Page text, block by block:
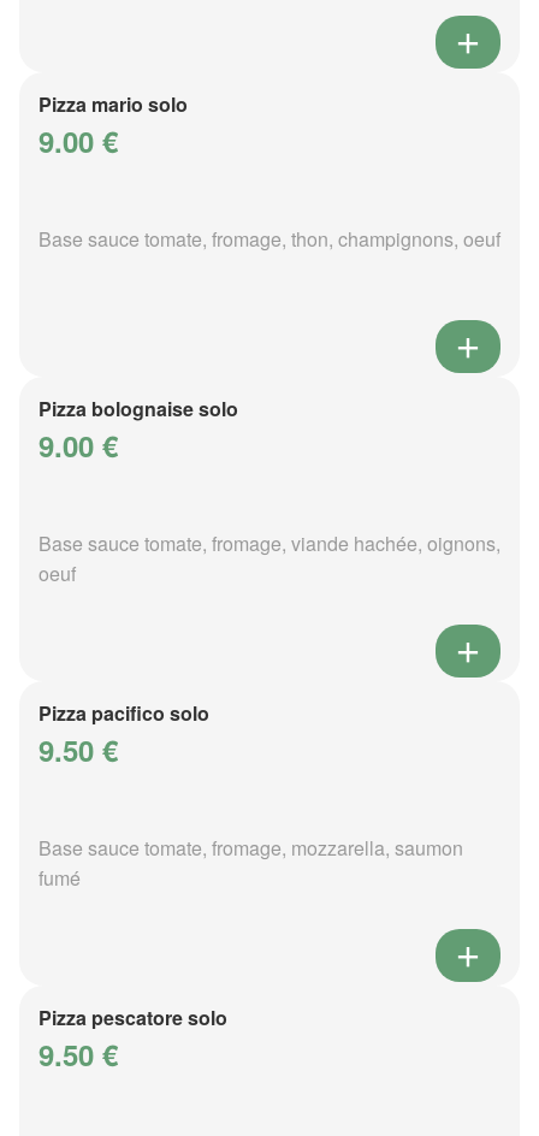
Pizza mario solo
9.00 €
Base sauce tomate, fromage, thon, champignons, oeuf
Pizza bolognaise solo
9.00 €
Base sauce tomate, fromage, viande hachée, oignons,
oeuf
Pizza pacifico solo
9.50 €
Base sauce tomate, fromage, mozzarella, saumon
fumé
Pizza pescatore solo
9.50 €